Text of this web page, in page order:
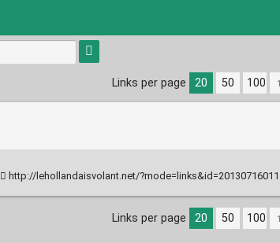
Links per page 20 50 100
http://lehollandaisvolant.net/
Links per page 20 50 100